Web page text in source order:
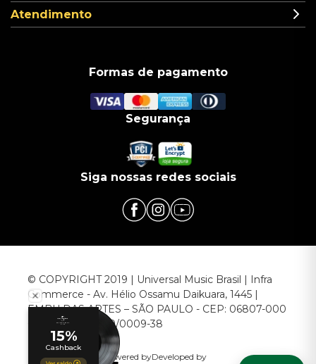
Atendimento
Formas de pagamento
Segurança
Siga nossas redes sociais
© COPYRIGHT 2019 | Universal Music Brasil | Infra
Commerce - Av. Hélio Ossamu Daikuara, 1445 |
EMBU DAS ARTES – SÃO PAULO - CEP: 06807-000
CNPJ: 00.952.789/0009-38
Powered byDeveloped by